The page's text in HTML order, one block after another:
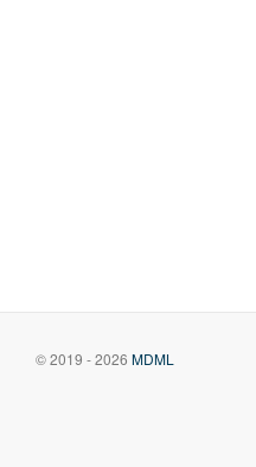
© 2019 - 2026 MDML